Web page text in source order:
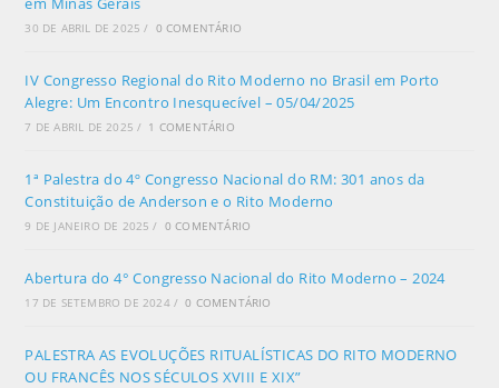
30 DE ABRIL DE 2025 / 0 COMENTÁRIO
IV Congresso Regional do Rito Moderno no Brasil em Porto
Alegre: Um Encontro Inesquecível – 05/04/2025
7 DE ABRIL DE 2025 / 1 COMENTÁRIO
1ª Palestra do 4º Congresso Nacional do RM: 301 anos da
Constituição de Anderson e o Rito Moderno
9 DE JANEIRO DE 2025 / 0 COMENTÁRIO
Abertura do 4° Congresso Nacional do Rito Moderno – 2024
17 DE SETEMBRO DE 2024 / 0 COMENTÁRIO
PALESTRA AS EVOLUÇÕES RITUALÍSTICAS DO RITO MODERNO
OU FRANCÊS NOS SÉCULOS XVIII E XIX”